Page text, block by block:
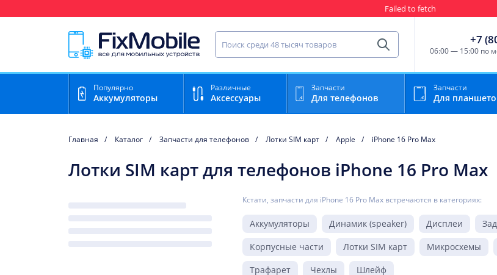
Failed to fetch
Найти запчасть для мобильного устройства
Найти
+7
06:00 — 15:00 по
Популярно
Аккумуляторы
Различные
Аксессуары
Запчасти
Для телефонов
Запчасти
Для
Главная Каталог Запчасти для телефонов Лотки SIM карт Apple iPhone 16 Pro Max
Лотки SIM карт для телефонов iPhone 16 Pro Max
Кстати, запчасти для iPhone 16 Pro Max встречаются в категориях:
Аккумуляторы Динамик (speaker) Дисплеи
Корпусные части
Лотки SIM карт Микросхемы
Трафарет
Чехлы Шлейф